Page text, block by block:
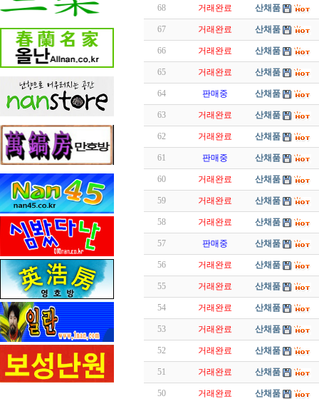
68 거래완료 산채품
67 거래완료 산채품
66 거래완료 산채품
65 거래완료 산채품
64 판매중 산채품
63 거래완료 산채품
62 거래완료 산채품
61 판매중 산채품
60 거래완료 산채품
59 거래완료 산채품
58 거래완료 산채품
57 판매중 산채품
56 거래완료 산채품
55 거래완료 산채품
54 거래완료 산채품
53 거래완료 산채품
52 거래완료 산채품
51 거래완료 산채품
50 거래완료 산채품